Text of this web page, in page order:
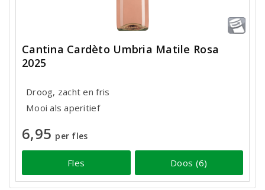
Cantina Cardèto Umbria Matile Rosa
2025
Droog, zacht en fris
Mooi als aperitief
6,95 per fles
Fles Doos (6)